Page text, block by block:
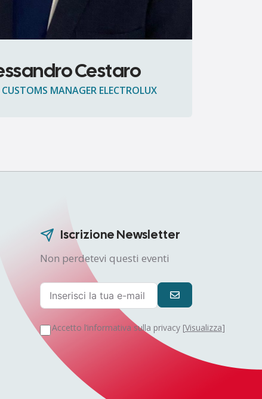
Cestaro
MANAGER ELECTROLUX
Iscrizione Newsletter
Non perdetevi questi eventi
Accetto l’informativa sulla privacy [Visualizza]